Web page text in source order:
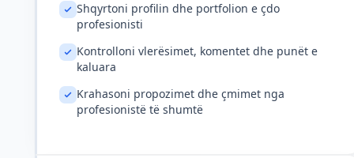
Shqyrtoni profilin dhe portfolion e çdo
profesionisti
Kontrolloni vlerësimet, komentet dhe punët e
kaluara
Krahasoni propozimet dhe çmimet nga
profesionistë të shumtë